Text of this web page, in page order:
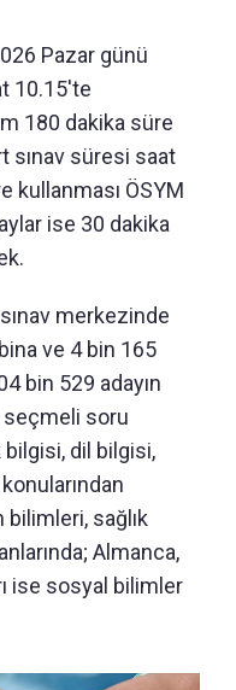
Pazar günü
10.15'te
180 dakika süre
sınav süresi saat
kullanması ÖSYM
ise 30 dakika
merkezinde
ve 4 bin 165
bin 529 adayın
seçmeli soru
dil bilgisi,
bilimleri, sağlık
Almanca,
ise sosyal bilimler